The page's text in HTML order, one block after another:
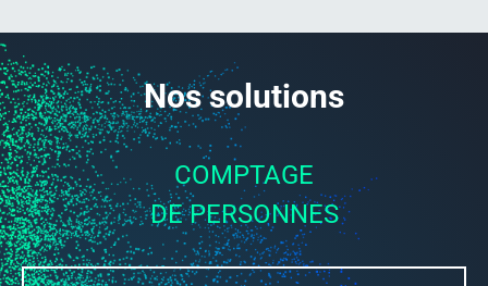
Nos solutions
COMPTAGE
DE PERSONNES